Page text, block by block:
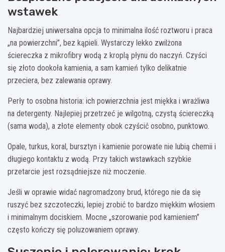
wstawek
Najbardziej uniwersalna opcja to minimalna ilość roztworu i praca
„na powierzchni”, bez kąpieli. Wystarczy lekko zwilżona
ściereczka z mikrofibry wodą z kroplą płynu do naczyń. Czyści
się złoto dookoła kamienia, a sam kamień tylko delikatnie
przeciera, bez zalewania oprawy.
Perły to osobna historia: ich powierzchnia jest miękka i wrażliwa
na detergenty. Najlepiej przetrzeć je wilgotną, czystą ściereczką
(sama woda), a złote elementy obok czyścić osobno, punktowo.
Opale, turkus, koral, bursztyn i kamienie porowate nie lubią chemii i
długiego kontaktu z wodą. Przy takich wstawkach szybkie
przetarcie jest rozsądniejsze niż moczenie.
Jeśli w oprawie widać nagromadzony brud, którego nie da się
ruszyć bez szczoteczki, lepiej zrobić to bardzo miękkim włosiem
i minimalnym dociskiem. Mocne „szorowanie pod kamieniem”
często kończy się poluzowaniem oprawy.